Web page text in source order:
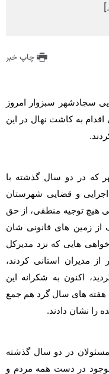
چاپ خبر
سجادشهر سبزوار امروز
به کاشت نهال در این
که در دو سال گذشته با
و قضایی شهرستان
هیچ توجیه منطقی، از حق
زمین های قانونی شان
هایی که نزد مدیرکل
مدیران استانی کردند،
اکنون به شکرانه این
های سال گرد هم جمع
را نشان دادند.
در دو سال گذشته
در دست همه مردم و